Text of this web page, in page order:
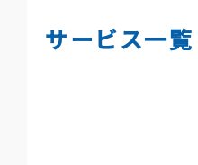
サービス一覧